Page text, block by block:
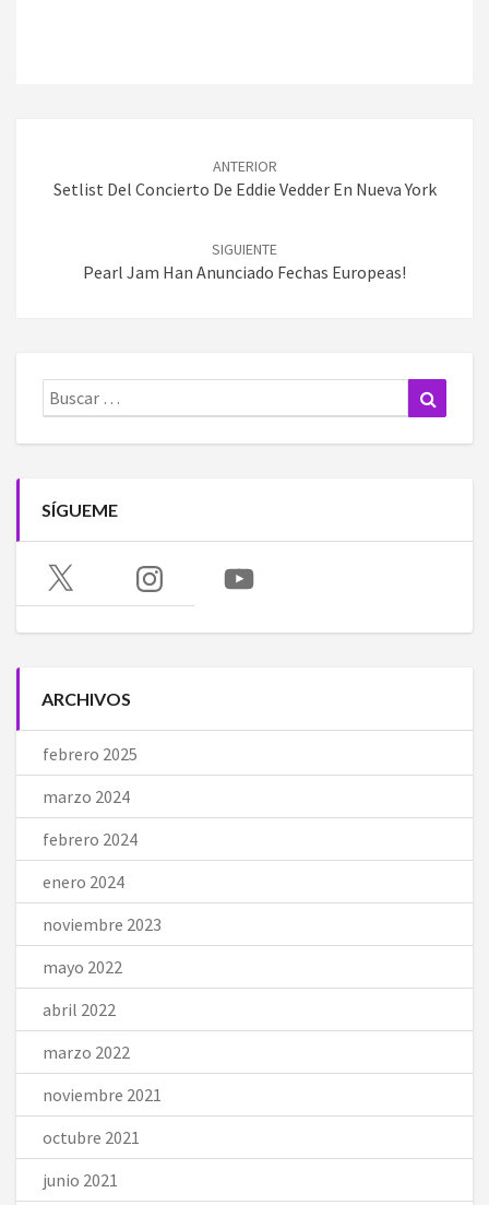
entradas
ANTERIOR
Setlist Del Concierto De Eddie Vedder En Nueva York
SIGUIENTE
Pearl Jam Han Anunciado Fechas Europeas!
Buscar:
SÍGUEME
X Instagram YouTube
ARCHIVOS
febrero 2025
marzo 2024
febrero 2024
enero 2024
noviembre 2023
mayo 2022
abril 2022
marzo 2022
noviembre 2021
octubre 2021
junio 2021